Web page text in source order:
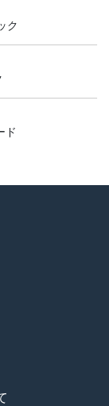
ク
ド